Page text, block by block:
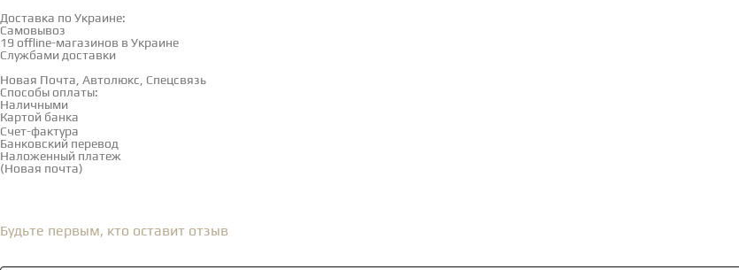
Доставка по Украине:
Самовывоз
19 offline-магазинов в Украине
Службами доставки
Новая Почта, Автолюкс, Спецсвязь
Способы оплаты:
Наличными
Картой банка
Счет-фактура
Банковский перевод
Наложенный платеж
(Новая почта)
Будьте первым, кто оставит отзыв